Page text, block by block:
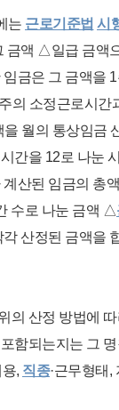
는 근로기준법 시
금액 △일급 금액
금은 그 금액을
의 소정근로시
을 월의 통상임금
간을 12로 나눈
산된 임금의 총
수로 나눈 금액 △
산정된 금액을
의 산정 방법에
함되는지는 그
, 직종·근무형태,